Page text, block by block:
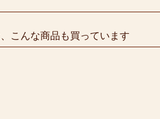
こんな商品も買っています